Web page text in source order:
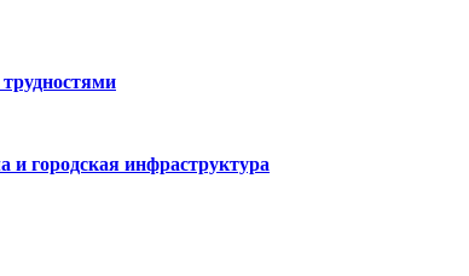
городская инфраструктура